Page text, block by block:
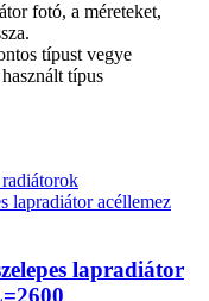
fotó, a méreteket,
típust vegye
típus
lapradiátor